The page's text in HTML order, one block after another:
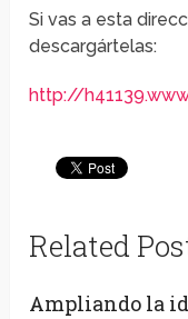
Si vas a esta
descargártelas:
http://
Related
Ampliando la